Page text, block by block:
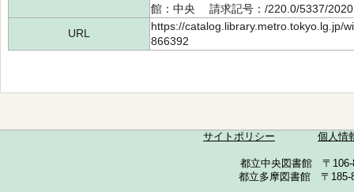
館：中央 請求記号：/220.0/5337/
URL
https://catalog.library.metro.tokyo.lg.jp/
866392
サイトポリシー 個人情
都立中央図書館 〒
都立多摩図書館 〒185-